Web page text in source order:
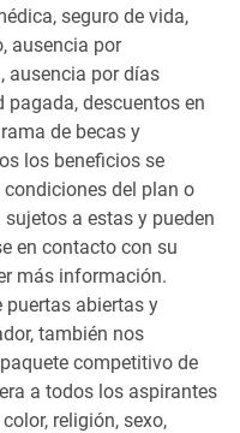
seguro de vida,
ausencia por
ausencia por días
descuentos en
de becas y
los beneficios se
del plan o
a estas y pueden
en contacto con su
más información.
puertas abiertas y
también nos
competitivo de
a todos los aspirantes
religión, sexo,